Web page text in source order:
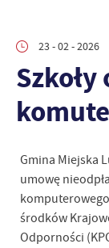
23 - 02 - 2026
Gmina Miejska
umowę
środków
Odporności